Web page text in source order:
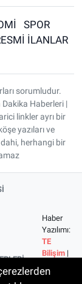
SPOR
İLANLAR
sorumludur.
Haberleri |
linkler ayrı bir
yazıları ve
herhangi bir
Haber
Yazılımı:
TE
Bilişim |
© 2026